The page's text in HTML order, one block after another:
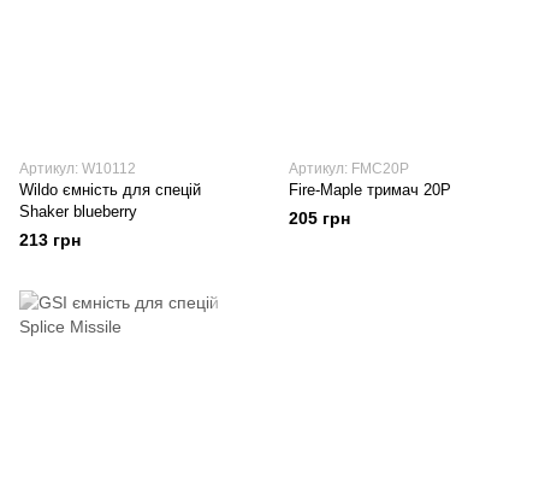
Артикул: W10112
Wildo ємність для спецій
Shaker blueberry
213 грн
Артикул: FMC20P
Fire-Maple тримач 20P
205 грн